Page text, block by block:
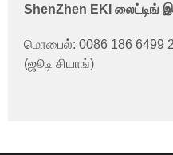
ShenZhen EKI லைட்டிங்
மொபைல்: 0086 186 6499
(ஜூடி சியாங்)